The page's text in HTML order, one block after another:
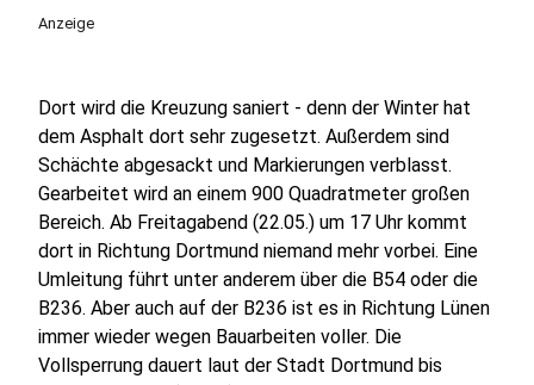
Anzeige
Dort wird die Kreuzung saniert - denn der Winter hat
dem Asphalt dort sehr zugesetzt. Außerdem sind
Schächte abgesackt und Markierungen verblasst.
Gearbeitet wird an einem 900 Quadratmeter großen
Bereich. Ab Freitagabend (22.05.) um 17 Uhr kommt
dort in Richtung Dortmund niemand mehr vorbei. Eine
Umleitung führt unter anderem über die B54 oder die
B236. Aber auch auf der B236 ist es in Richtung Lünen
immer wieder wegen Bauarbeiten voller. Die
Vollsperrung dauert laut der Stadt Dortmund bis